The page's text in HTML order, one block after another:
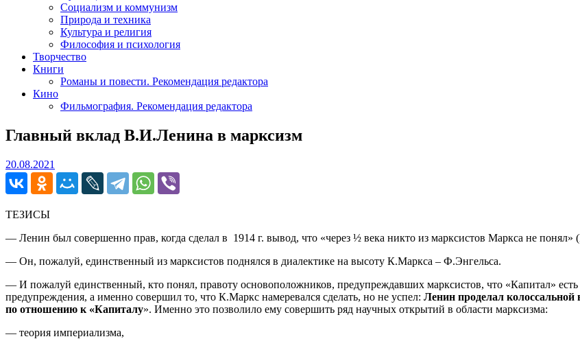
Социализм и коммунизм
Природа и техника
Культура и религия
Философия и психология
Творчество
Книги
Романы и повести. Рекомендация редактора
Кино
Фильмография. Рекомендация редактора
Главный вклад В.И.Ленина в марксизм
20.08.2021
ТЕЗИСЫ
— Ленин был совершенно прав, когда сделал в 1914 г. вывод, что «через ½ века никто из марксистов Маркса не
— Он, пожалуй, единственный из марксистов поднялся в диалектике на высоту К.Маркса – Ф.Энгельса.
— И пожалуй единственный, кто понял, правоту основоположников, предупреждавших марксистов, что «Капитал» есть
предупреждения, а именно совершил то, что К.Маркс намеревался сделать, но не успел: Ленин проделал колоссальной
по отношению к «Капиталу». Именно это позволило ему совершить ряд научных открытий в области марксизма:
— теория империализма,